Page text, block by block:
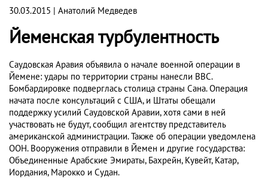
30.03.2015 | Анатолий Медведев
Йеменская турбулентность
Саудовская Аравия объявила о начале военной операции в
Йемене: удары по территории страны нанесли ВВС.
Бомбардировке подверглась столица страны Сана. Операция
начата после консультаций с США, и Штаты обещали
поддержку усилий Саудовской Аравии, хотя сами в ней
участвовать не будут, сообщил агентству представитель
американской администрации. Также об операции уведомлена
ООН. Вооружения отправили в Йемен и другие государства:
Объединенные Арабские Эмираты, Бахрейн, Кувейт, Катар,
Иордания, Марокко и Судан.